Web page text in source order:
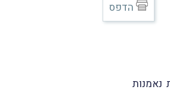
נאמנות